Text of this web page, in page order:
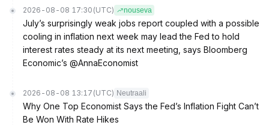
2026-08-08 17:30 (UTC) nouseva
July’s surprisingly weak jobs report coupled with a possible
cooling in inflation next week may lead the Fed to hold
interest rates steady at its next meeting, says Bloomberg
Economic’s @AnnaEconomist
2026-08-08 13:17 (UTC) Neutraali
Why One Top Economist Says the Fed’s Inflation Fight Can’t
Be Won With Rate Hikes